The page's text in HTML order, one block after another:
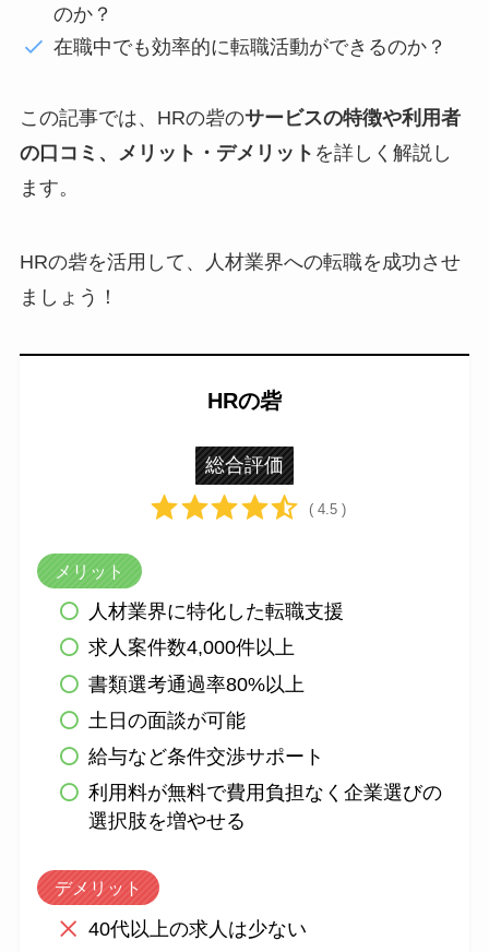
のか？
在職中でも効率的に転職活動ができるのか？
この記事では、HRの砦のサービスの特徴や利用者
の口コミ、メリット・デメリット を詳しく解説し
ます。
HRの砦を活用して、人材業界への転職を成功させ
ましょう！
HRの砦
総合評価
( 4.5 )
メリット
人材業界に特化した転職支援
求人案件数4,000件以上
書類選考通過率80%以上
土日の面談が可能
給与など条件交渉サポート
利用料が無料で費用負担なく企業選びの
選択肢を増やせる
デメリット
40代以上の求人は少ない